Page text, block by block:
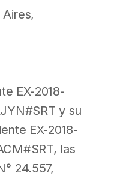
EX-2018-
y su
EX-2018-
las
24.557,